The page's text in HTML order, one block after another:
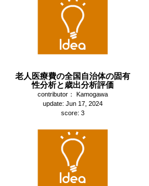
老人医療費の全国自治体の固有
性分析と歳出分析評価
contributor： Kamogawa
update: Jun 17, 2024
score: 3